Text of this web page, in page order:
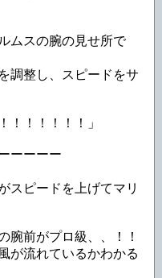
ムスの腕の見せ所で
調整し、スピードをサ
！！！！！」
ーーーー
スピードを上げてマリ
腕前がプロ級、、！！
が流れているかわかる